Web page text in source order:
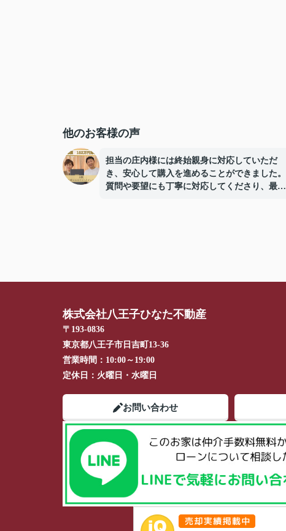
他のお客様の声
担当の庄内様には終始親身に対応していただ
き、安心して購入を進めることができました。
質問や要望にも丁寧に対応してくださり、最後
株式会社八王子ひなた不動産
〒193-0836
東京都八王子市日吉町13-36
営業時間： 10:00～19:00
定休日： 火曜日・水曜日
お問い合わせ